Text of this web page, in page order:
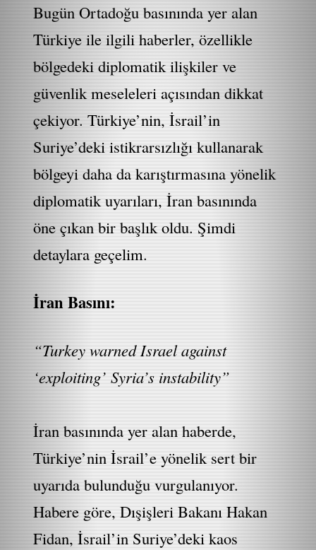
Bugün Ortadoğu basınında yer alan
Türkiye ile ilgili haberler, özellikle
bölgedeki diplomatik ilişkiler ve
güvenlik meseleleri açısından dikkat
çekiyor. Türkiye’nin, İsrail’in
Suriye’deki istikrarsızlığı kullanarak
bölgeyi daha da karıştırmasına yönelik
diplomatik uyarıları, İran basınında
öne çıkan bir başlık oldu. Şimdi
detaylara geçelim.
İran Basını:
“Turkey warned Israel against
‘exploiting’ Syria’s instability”
İran basınında yer alan haberde,
Türkiye’nin İsrail’e yönelik sert bir
uyarıda bulunduğu vurgulanıyor.
Habere göre, Dışişleri Bakanı Hakan
Fidan, İsrail’in Suriye’deki kaos